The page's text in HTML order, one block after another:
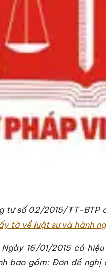
tư số 02/2015/TT-
Ngày 16/01/2015có hiệu
bao gồm: Đơn đề